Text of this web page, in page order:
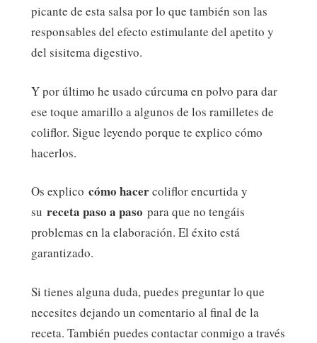
picante de esta salsa por lo que también son las
responsables del efecto estimulante del apetito y
del sisitema digestivo.
Y por último he usado cúrcuma en polvo para dar
ese toque amarillo a algunos de los ramilletes de
coliflor. Sigue leyendo porque te explico cómo
hacerlos.
Os explico cómo hacercoliflor encurtida y
su receta paso a paso para que no tengáis
problemas en la elaboración. El éxito está
garantizado.
Si tienes alguna duda, puedes preguntar lo que
necesites dejando un comentario al final de la
receta. También puedes contactar conmigo a través